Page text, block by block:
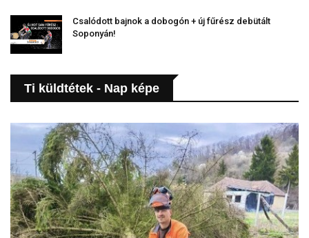
Csalódott bajnok a dobogón + új fűrész debütált
Soponyán!
Ti küldtétek - Nap képe